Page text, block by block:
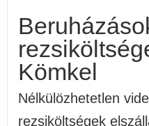
Kömkel
Nélkülözhetetlen
rezsiköltségek